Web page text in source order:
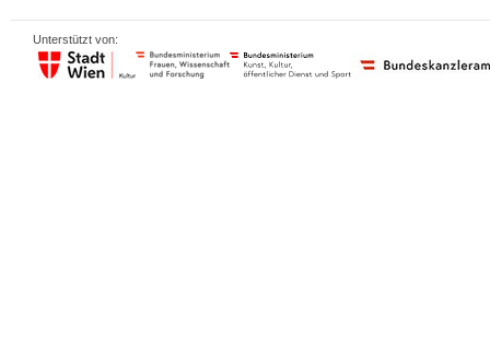
Unterstützt von: